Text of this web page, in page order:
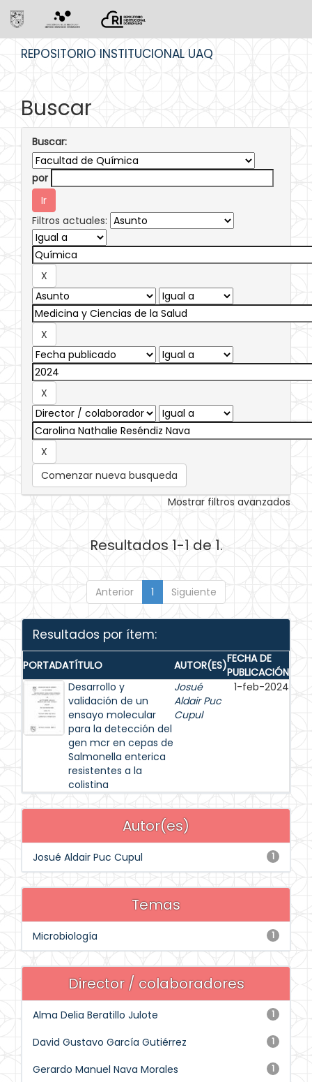
REPOSITORIO INSTITUCIONAL UAQ
Buscar
Buscar:
por
Filtros actuales:
Comenzar nueva busqueda
Mostrar filtros avanzados
Resultados 1-1 de 1.
Anterior 1 Siguiente
Resultados por ítem:
PORTADATÍTULO AUTOR(ES)FECHA DE
PUBLICACIÓN
Desarrollo y
validación de un
ensayo molecular
para la detección del
gen mcr en cepas de
Salmonella enterica
resistentes a la
colistina
Josué
Aldair Puc
Cupul
1-feb-2024
Autor(es)
1
Josué Aldair Puc Cupul
Temas
1
Microbiología
Director / colaboradores
1
Alma Delia Beratillo Julote
1
David Gustavo García Gutiérrez
1
Gerardo Manuel Nava Morales